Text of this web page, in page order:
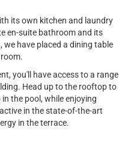
its own kitchen and laundry
en-suite bathroom and its
have placed a dining table
you'll have access to a range
Head up to the rooftop to
the pool, while enjoying
in the state-of-the-art
in the terrace.